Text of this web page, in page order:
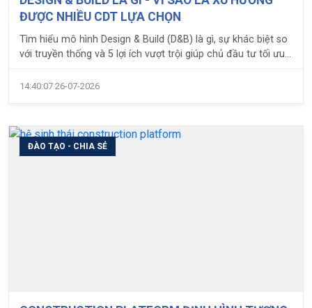
ĐƯỢC NHIỀU CDT LỰA CHỌN
Tìm hiểu mô hình Design & Build (D&B) là gì, sự khác biệt so
với truyền thống và 5 lợi ích vượt trội giúp chủ đầu tư tối ưu
14:40:07 26-07-2026
ĐÀO TẠO - CHIA SẺ